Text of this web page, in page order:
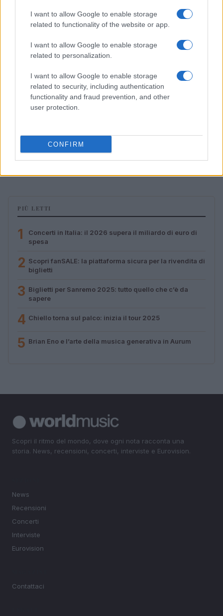
I want to allow Google to enable storage
related to functionality of the website or app.
I want to allow Google to enable storage
related to personalization.
I want to allow Google to enable storage
related to security, including authentication
functionality and fraud prevention, and other
user protection.
CONFIRM
Streaming vs vinile: differenze tra mastering,
dinamica e ritualità
PIÙ LETTI
1
Concerti in Italia: il 2026 supera il miliardo di euro di
spesa
2 Scopri fanSALE: la piattaforma sicura per la rivendita di
biglietti
3 Biglietti per Sanremo 2025: tutto quello che c’è da
sapere
4 Chiello torna sul palco: inizia il tour 2025
5 Brian Eno e l’arte della musica generativa in Aurum
Scopri il ritmo del mondo, dove ogni nota racconta una
storia. News, recensioni, concerti, interviste e Eurovision.
News
Recensioni
Concerti
Interviste
Eurovision
Contattaci